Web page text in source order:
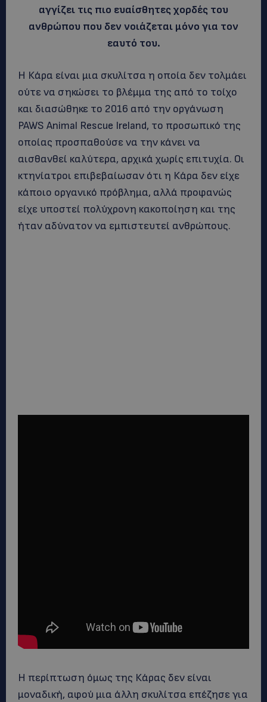
αγγίζει τις πιο ευαίσθητες χορδές του
ανθρώπου που δεν νοιάζεται μόνο για τον
εαυτό του.
Η Κάρα είναι μια σκυλίτσα η οποία δεν τολμάει
ούτε να σηκώσει το βλέμμα της από το τοίχο
και διασώθηκε το 2016 από την οργάνωση
PAWS Animal Rescue Ireland, το προσωπικό της
οποίας προσπαθούσε να την κάνει να
αισθανθεί καλύτερα, αρχικά χωρίς επιτυχία. Οι
κτηνίατροι επιβεβαίωσαν ότι η Κάρα δεν είχε
κάποιο οργανικό πρόβλημα, αλλά προφανώς
είχε υποστεί πολύχρονη κακοποίηση και της
ήταν αδύνατον να εμπιστευτεί ανθρώπους.
Η περίπτωση όμως της Κάρας δεν είναι
μοναδική, αφού μια άλλη σκυλίτσα επέζησε για